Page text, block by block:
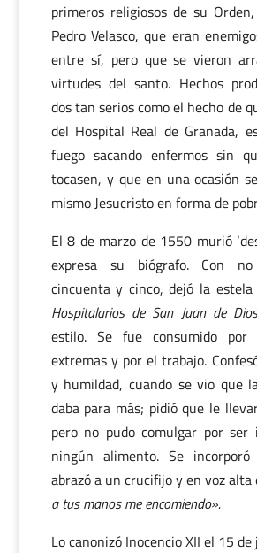
primeros religiosos de su
Pedro Velasco, que eran
entre sí, pero que se vieron
virtudes del santo. Hechos
dos tan serios como el hecho de
del Hospital Real de Granada,
fuego sacando enfermos sin
tocasen, y que en una ocasión
mismo Jesucristo en forma de
El 8 de marzo de 1550 murió
expresa su biógrafo. Con
cincuenta y cinco, dejó la
Hospitalarios de San Juan de
estilo. Se fue consumido por
extremas y por el trabajo.
y humildad, cuando se vio que
daba para más; pidió que le
pero no pudo comulgar por ser
ningún alimento. Se
abrazó a un crucifijo y en voz alta
a tus manos me encomiendo».
Lo canonizó Inocencio XII el 15